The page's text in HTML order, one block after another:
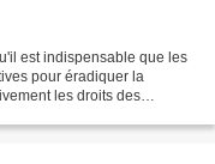
est indispensable que les
pour éradiquer la
les droits des